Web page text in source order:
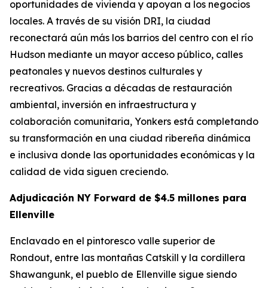
oportunidades de vivienda y apoyan a los negocios
locales. A través de su visión DRI, la ciudad
reconectará aún más los barrios del centro con el río
Hudson mediante un mayor acceso público, calles
peatonales y nuevos destinos culturales y
recreativos. Gracias a décadas de restauración
ambiental, inversión en infraestructura y
colaboración comunitaria, Yonkers está completando
su transformación en una ciudad ribereña dinámica
e inclusiva donde las oportunidades económicas y la
calidad de vida siguen creciendo.
Adjudicación NY Forward de $4.5 millones para
Ellenville
Enclavado en el pintoresco valle superior de
Rondout, entre las montañas Catskill y la cordillera
Shawangunk, el pueblo de Ellenville sigue siendo